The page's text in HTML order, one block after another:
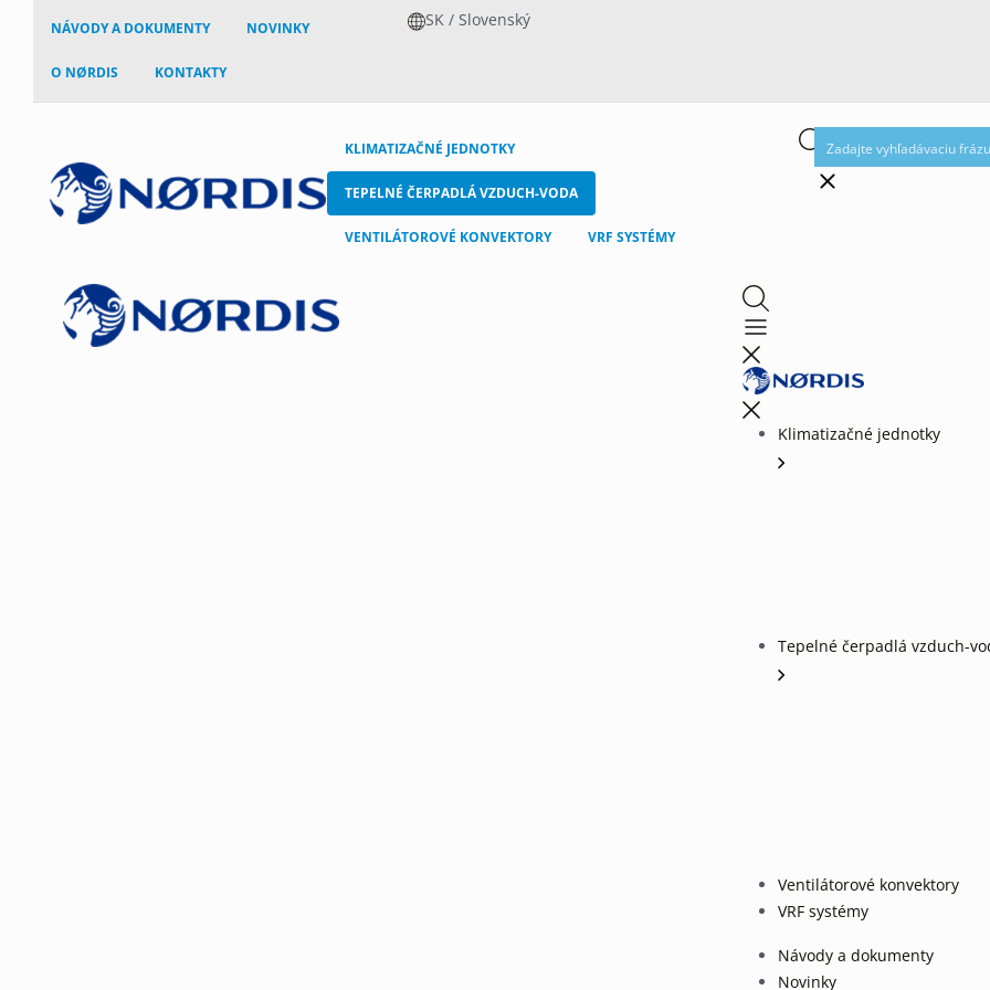
NÁVODY A DOKUMENTY NOVINKY
O NØRDIS KONTAKTY
SK /Slovenský
KLIMATIZAČNÉ JEDNOTKY
TEPELNÉ ČERPADLÁ VZDUCH-VODA
VENTILÁTOROVÉ KONVEKTORY VRF SYSTÉMY
Klimatizačné jednotky
Tepelné čerpadlá vzduch-
Ventilátorové konvektory
VRF systémy
Návody a dokumenty
Novinky